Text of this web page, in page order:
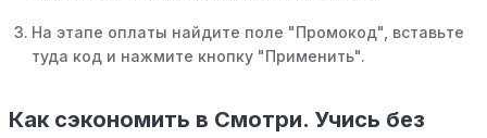
На этапе оплаты найдите поле "Промокод", вставьте
туда код и нажмите кнопку "Применить".
Как сэкономить в Смотри. Учись без